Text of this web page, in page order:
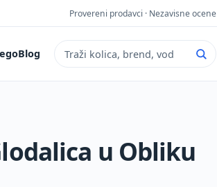
Provereni prodavci · Nezavisne ocene
Blog
Pretraga sajta
u Obliku